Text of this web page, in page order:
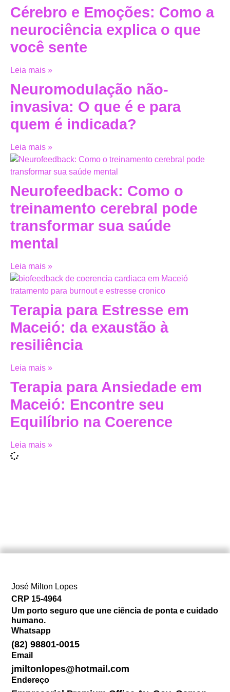
Cérebro e Emoções: Como a
neurociência explica o que
você sente
Leia mais »
Neuromodulação não-
invasiva: O que é e para
quem é indicada?
Leia mais »
Neurofeedback: Como o
treinamento cerebral pode
transformar sua saúde
mental
Leia mais »
Terapia para Estresse em
Maceió: da exaustão à
resiliência
Leia mais »
Terapia para Ansiedade em
Maceió: Encontre seu
Equilíbrio na Coerence
Leia mais »
José Milton Lopes​
CRP 15-4964
Um porto seguro que une ciência de ponta e cuidado
humano.
Whatsapp
(82) 98801-0015
Email
jmiltonlopes@hotmail.com
Endereço